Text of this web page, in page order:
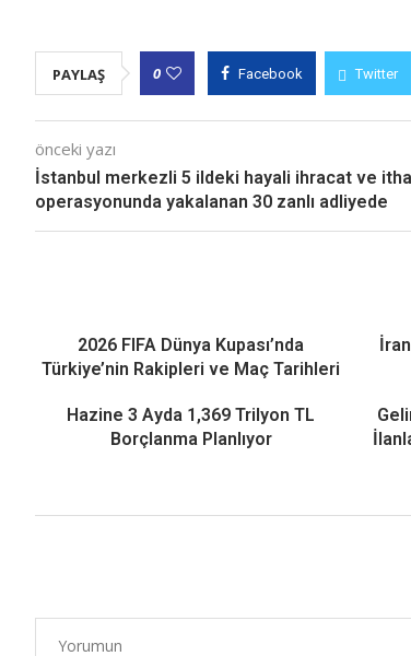
PAYLAŞ 0 Facebook Twitter
önceki yazı
İstanbul merkezli 5 ildeki hayali ihracat ve
operasyonunda yakalanan 30 zanlı adliyede
2026 FIFA Dünya Kupası’nda
Türkiye’nin Rakipleri ve Maç Tarihleri
Hazine 3 Ayda 1,369 Trilyon TL
Borçlanma Planlıyor